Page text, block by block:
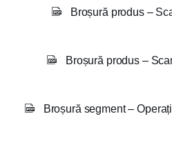
Broșură produs –
Broșură produs –
Broșură segment –